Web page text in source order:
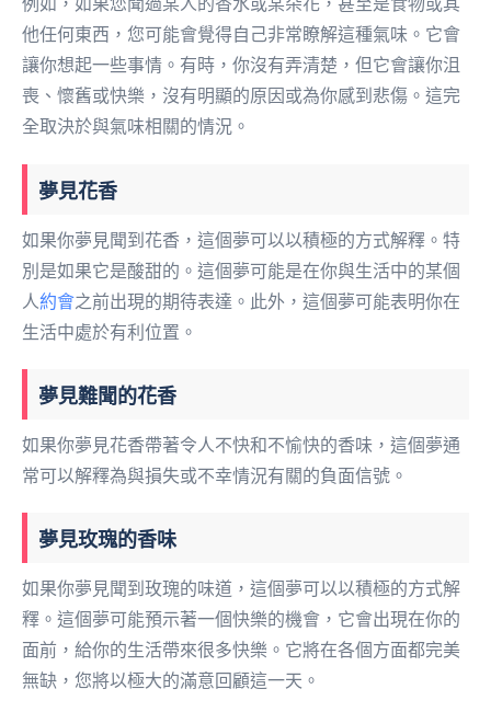
例如，如果您聞過某人的香水或某朵花，甚至是食物或其
他任何東西，您可能會覺得自己非常瞭解這種氣味。它會
讓你想起一些事情。有時，你沒有弄清楚，但它會讓你沮
喪、懷舊或快樂，沒有明顯的原因或為你感到悲傷。這完
全取決於與氣味相關的情況。
夢見花香
如果你夢見聞到花香，這個夢可以以積極的方式解釋。特
別是如果它是酸甜的。這個夢可能是在你與生活中的某個
人約會之前出現的期待表達。此外，這個夢可能表明你在
生活中處於有利位置。
夢見難聞的花香
如果你夢見花香帶著令人不快和不愉快的香味，這個夢通
常可以解釋為與損失或不幸情況有關的負面信號。
夢見玫瑰的香味
如果你夢見聞到玫瑰的味道，這個夢可以以積極的方式解
釋。這個夢可能預示著一個快樂的機會，它會出現在你的
面前，給你的生活帶來很多快樂。它將在各個方面都完美
無缺，您將以極大的滿意回顧這一天。